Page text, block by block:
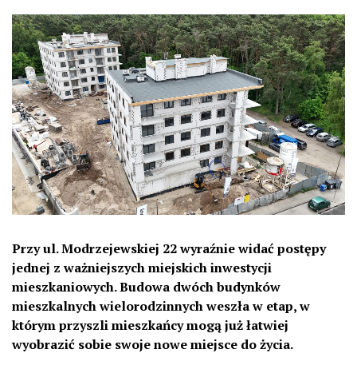
Przy ul. Modrzejewskiej 22 wyraźnie widać postępy
jednej z ważniejszych miejskich inwestycji
mieszkaniowych. Budowa dwóch budynków
mieszkalnych wielorodzinnych weszła w etap, w
którym przyszli mieszkańcy mogą już łatwiej
wyobrazić sobie swoje nowe miejsce do życia.